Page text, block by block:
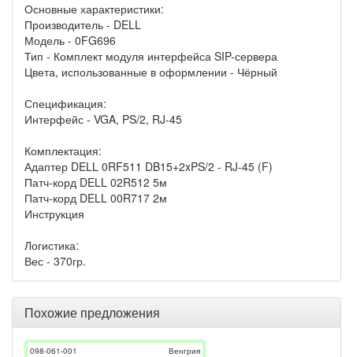
Основные характеристики:
Производитель - DELL
Модель - 0FG696
Тип - Комплект модуля интерфейса SIP-сервера
Цвета, использованные в оформлении - Чёрный
Спецификация:
Интерфейс - VGA, PS/2, RJ-45
Комплектация:
Адаптер DELL 0RF511 DB15+2xPS/2 - RJ-45 (F)
Патч-корд DELL 02R512 5м
Патч-корд DELL 00R717 2м
Инструкция
Логистика:
Вес - 370гр.
Похожие предложения
098-061-001
Венгрия